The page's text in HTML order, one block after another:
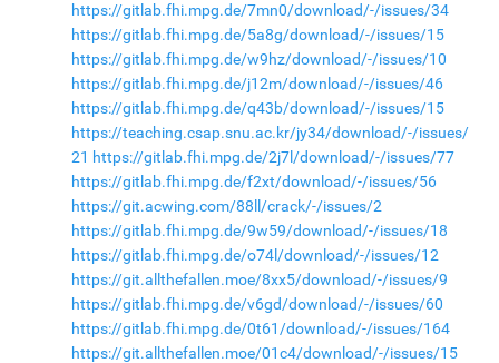
https://gitlab.fhi.mpg.de/7mn0/download/-/issues/34
https://gitlab.fhi.mpg.de/5a8g/download/-/issues/15
https://gitlab.fhi.mpg.de/w9hz/download/-/issues/10
https://gitlab.fhi.mpg.de/j12m/download/-/issues/46
https://gitlab.fhi.mpg.de/q43b/download/-/issues/15
https://teaching.csap.snu.ac.kr/jy34/download/-/issues/
21 https://gitlab.fhi.mpg.de/2j7l/download/-/issues/77
https://gitlab.fhi.mpg.de/f2xt/download/-/issues/56
https://git.acwing.com/88ll/crack/-/issues/2
https://gitlab.fhi.mpg.de/9w59/download/-/issues/18
https://gitlab.fhi.mpg.de/o74l/download/-/issues/12
https://git.allthefallen.moe/8xx5/download/-/issues/9
https://gitlab.fhi.mpg.de/v6gd/download/-/issues/60
https://gitlab.fhi.mpg.de/0t61/download/-/issues/164
https://git.allthefallen.moe/01c4/download/-/issues/15